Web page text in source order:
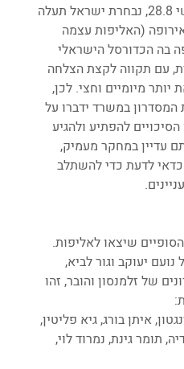
בעוד שבוע בדיוק, ביום חמישי 28.8, נבחרת ישראל תעלה
(האליפות עצמה
בה הכדורסל הישראלי
עם תקווה לקצת הצלחה
מיומיים וחצי. לכן,
במשרד ידברו על
להפתיע ולהגיע
עדיין במחקר מעמיק,
לדעת כדי להשתלב
אתמול (רביעי) הוכרז על 12 הסופיים שיצאו לאליפות.
יעוקב וגור לביא,
של זלמנסון והובר, זהו
איתן בורג, גיא פליטין,
תומר גינת, נמרוד לוי,